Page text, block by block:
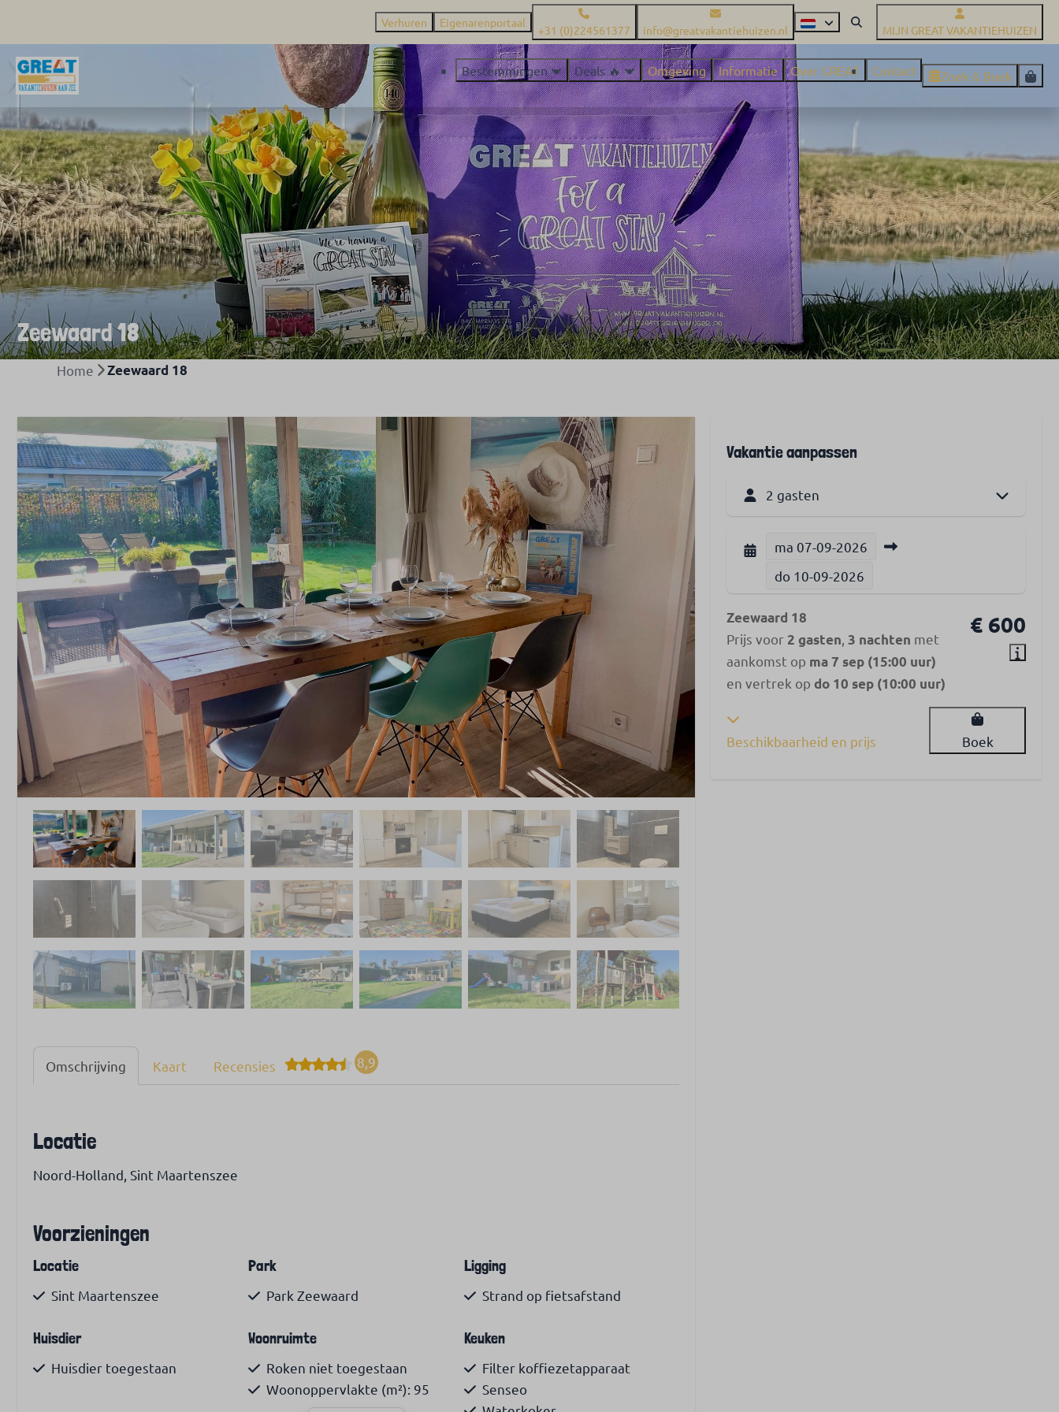
Verhuren Eigenarenportaal
+31 (0)224561377 info@greatvakantiehuizen.nl MIJN GREAT VAKANTIEHUIZEN
Bestemmingen Deals 🔥 Omgeving Informatie Over GREAT Contact Zoek & Boek
Zeewaard 18
Home Zeewaard 18
Omschrijving Kaart Recensies 8,9
Locatie
Noord-Holland, Sint Maartenszee
Voorzieningen
Locatie
Sint Maartenszee
Park
Park Zeewaard
Ligging
Strand op fietsafstand
Huisdier
Huisdier toegestaan
Woonruimte
Roken niet toegestaan
Woonoppervlakte (m²): 95
Keuken
Filter koffiezetapparaat
Senseo
Vakantie aanpassen
2 gasten
ma 07-09-2026
do 10-09-2026
€ 600
Zeewaard 18
Prijs voor 2 gasten 3 nachten met
aankomst op ma 7 sep (15:00 uur)
en vertrek op do 10 sep (10:00 uur)
Beschikbaarheid en prijs Boek